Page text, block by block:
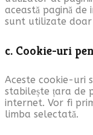
această pagină
sunt utilizate doar
c. Cookie-uri
Aceste cookie-uri
stabilește țara de
internet. Vor fi
limba selectată.